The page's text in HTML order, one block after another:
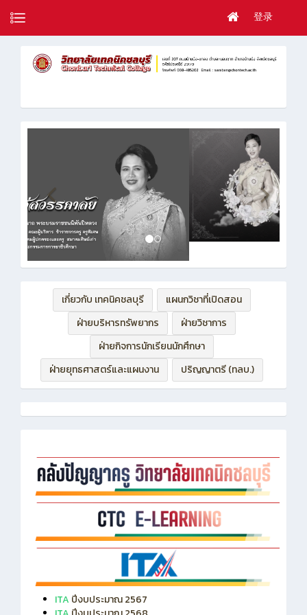
登录
ฝ่ายบริหารทรัพยากร
ฝ่ายวิชาการ
ฝ่ายกิจการนักเรียนนักศึกษา
ฝ่ายยุทธศาสตร์และแผนงาน
ปริญญาตรี (ทลบ.)
ITAปีงบประมาณ 2567
ITA ปีงบประมาณ 2568
ITA ปีงบประมาณ 2569